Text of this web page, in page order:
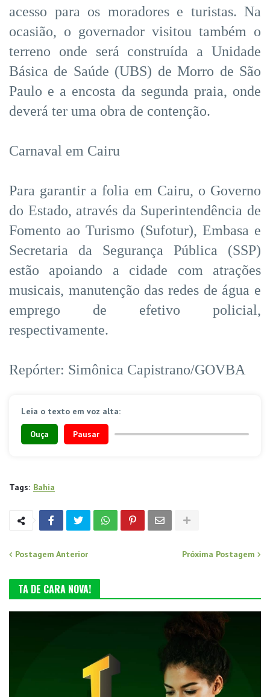
acesso para os moradores e turistas. Na
ocasião, o governador visitou também o
terreno onde será construída a Unidade
Básica de Saúde (UBS) de Morro de São
Paulo e a encosta da segunda praia, onde
deverá ter uma obra de contenção.
Carnaval em Cairu
Para garantir a folia em Cairu, o Governo
do Estado, através da Superintendência de
Fomento ao Turismo (Sufotur), Embasa e
Secretaria da Segurança Pública (SSP)
estão apoiando a cidade com atrações
musicais, manutenção das redes de água e
emprego de efetivo policial,
respectivamente.
Repórter: Simônica Capistrano/GOVBA
Leia o texto em voz alta:
Ouça Pausar
Tags: Bahia
Postagem Anterior Próxima Postagem
TA DE CARA NOVA!